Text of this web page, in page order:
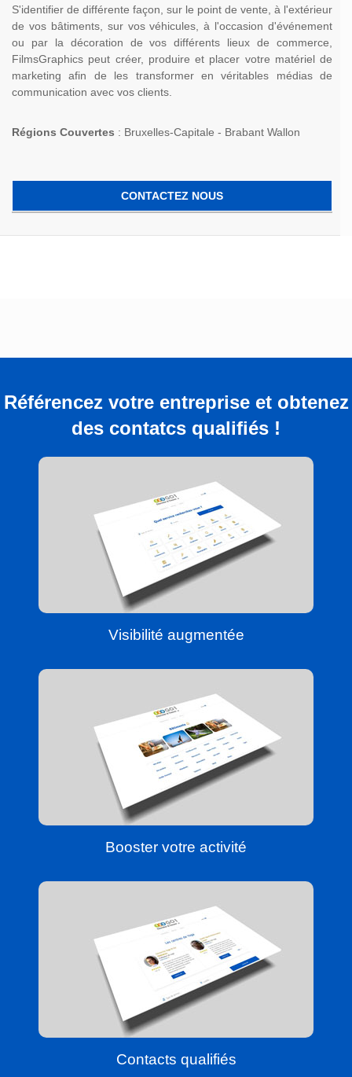
S'identifier de différente façon, sur le point de vente, à l'extérieur
de vos bâtiments, sur vos véhicules, à l'occasion d'événement
ou par la décoration de vos différents lieux de commerce,
FilmsGraphics peut créer, produire et placer votre matériel de
marketing afin de les transformer en véritables médias de
communication avec vos clients.
Régions Couvertes : Bruxelles-Capitale - Brabant Wallon
CONTACTEZ NOUS
Référencez votre entreprise et obtenez
des contatcs qualifiés !
Visibilité augmentée
Booster votre activité
Contacts qualifiés